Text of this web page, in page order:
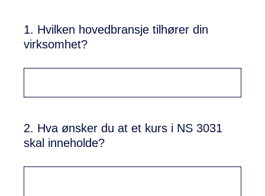
Question
Title
1. Hvilken hovedbransje tilhører din
virksomhet?
Question
Title
2. Hva ønsker du at et kurs i NS 3031
skal inneholde?